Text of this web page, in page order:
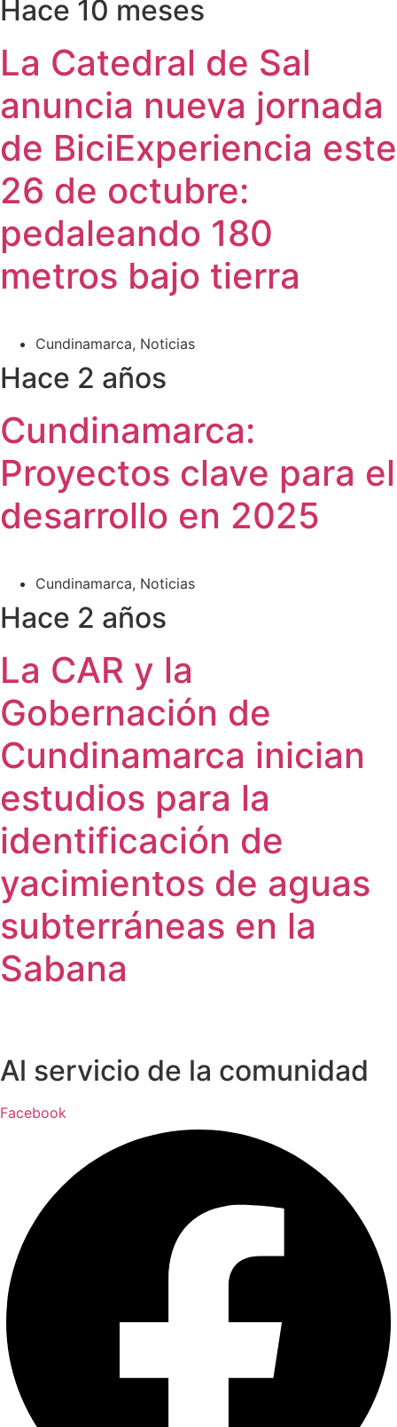
Hace 10 meses
La Catedral de Sal
anuncia nueva jornada
de BiciExperiencia este
26 de octubre:
pedaleando 180
metros bajo tierra
Cundinamarca, Noticias
Hace 2 años
Cundinamarca:
Proyectos clave para el
desarrollo en 2025
Cundinamarca, Noticias
Hace 2 años
La CAR y la
Gobernación de
Cundinamarca inician
estudios para la
identificación de
yacimientos de aguas
subterráneas en la
Sabana
Al servicio de la comunidad
Facebook